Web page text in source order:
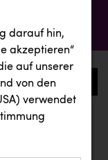
0
darauf hin,
akzeptieren“
auf unserer
von den
verwendet